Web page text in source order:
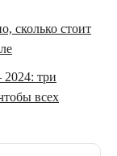
сколько стоит
три
всех